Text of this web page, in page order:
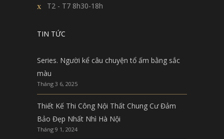
T2 - T7 8h30-18h
TIN TỨC
Series. Người kể câu chuyện tổ ấm bằng sắc
màu
Tháng 3 6, 2025
Thiết Kế Thi Công Nội Thất Chung Cư Đảm
Bảo Đẹp Nhất Nhì Hà Nội
Tháng 9 1, 2024